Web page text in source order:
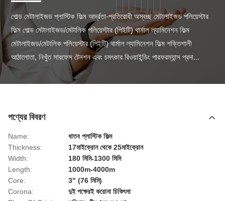
গোল্ড মেটালাইজড প্লাস্টিক ফিল্ম আর্দ্রতা-প্রতিরোধী অস্বচ্ছ মেটালাইজড পলিয়েস্টার
ফিল্ম গোল্ড মেটালাইজড/মেটালিক পলিয়েস্টার (পিইটি) থার্মাল ল্যামিনেশন ফিল্ম
মেটালাইজড/মেটালিক পলিয়েস্টার (পিইটি) থার্মাল ল্যামিনেশন ফিল্ম শক্তিশালী
আঠালোতা, নিখুঁত সারফেস টেনশন এবং চমৎকার রিওয়াইন্ডিং পারফরম্যান্স প্রদা...
পণ্যের বিবরণ
Name:
ধাতব প্লাস্টিক ফিল্ম
Thickness:
17মাইক্রোন থেকে 25মাইক্রোন
Width:
180 মিমি-1300 মিমি
Length:
1000m-4000m
Core:
3" (76 মিমি)
Corona:
দুই পক্ষেরই করোনা চিকিৎসা